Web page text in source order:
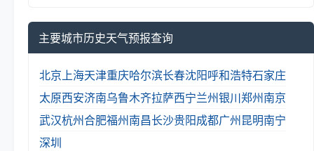
主要城市历史天气预报查询
北京 上海天津重庆哈尔滨长春沈阳呼和浩特石家庄
太原西安济南乌鲁木齐拉萨西宁兰州银川郑州南京
武汉杭州合肥福州南昌长沙贵阳成都广州昆明南宁
深圳